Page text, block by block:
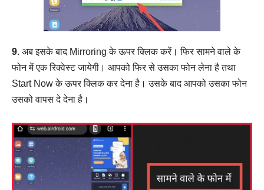
9. अब इसके बाद Mirroring के ऊपर क्लिक करें। फिर सामने वाले के
फोन में एक रिक्वेस्ट जायेगी। आपको फिर से उसका फोन लेना है तथा
Start Now के ऊपर क्लिक कर देना है। उसके बाद आपको उसका फोन
उसको वापस दे देना है।